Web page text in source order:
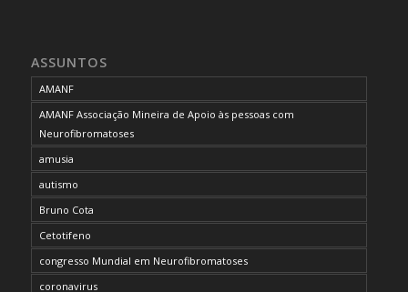
ASSUNTOS
AMANF
AMANF Associação Mineira de Apoio às pessoas com
Neurofibromatoses
amusia
autismo
Bruno Cota
Cetotifeno
congresso Mundial em Neurofibromatoses
coronavirus